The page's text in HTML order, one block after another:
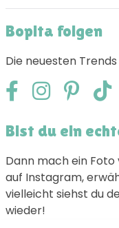
Bopita folgen
Die neuesten
Bist du ein
Dann mach ein Foto
auf Instagram,
vielleicht siehst du
wieder!